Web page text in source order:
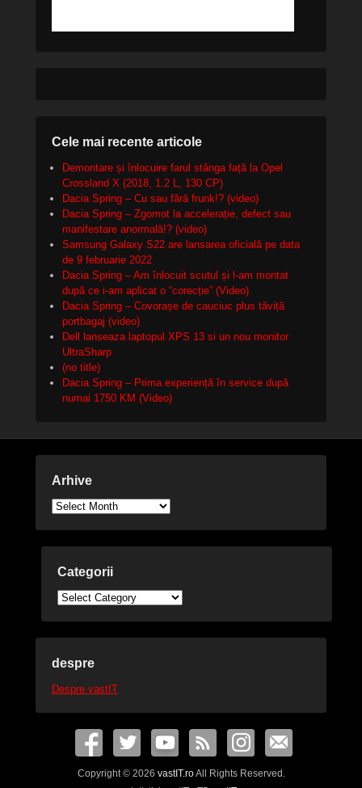
Cele mai recente articole
Demontare și înlocuire farul stânga față la Opel
Crossland X (2018, 1.2 L, 130 CP)
Dacia Spring – Cu sau fără frunk!? (video)
Dacia Spring – Zgomot la accelerație, defect sau
manifestare anormală!? (video)
Samsung Galaxy S22 are lansarea oficială pe data
de 9 februarie 2022
Dacia Spring – Am înlocuit scutul și l-am montat
după ce i-am aplicat o “corecție” (Video)
Dacia Spring – Covorașe de cauciuc plus tăviță
portbagaj (video)
Dell lanseaza laptopul XPS 13 si un nou monitor
UltraSharp
(no title)
Dacia Spring – Prima experiență în service după
numai 1750 KM (Video)
Arhive
Arhive
Categorii
Categorii
despre
Despre vastIT
Copyright © 2026 vastIT.roAll Rights Reserved.